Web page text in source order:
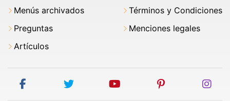
Menús archivados
Preguntas
Artículos
Términos y Condiciones
Menciones legales
facebook twitter youtube pinterest